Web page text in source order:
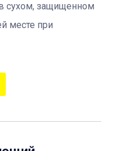
сухом, защищенном
месте при